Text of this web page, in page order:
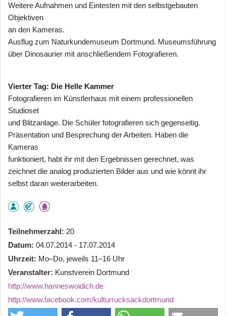
Weitere Aufnahmen und Eintesten mit den selbstgebauten
Objektiven
an den Kameras.
Ausflug zum Naturkundemuseum Dortmund. Museumsführung
über Dinosaurier mit anschließendem Fotografieren.
Vierter Tag: Die Helle Kammer
Fotografieren im Künstlerhaus mit einem professionellen
Studioset
und Blitzanlage. Die Schüler fotografieren sich gegenseitig.
Präsentation und Besprechung der Arbeiten. Haben die
Kameras
funktioniert, habt ihr mit den Ergebnissen gerechnet, was
zeichnet die analog produzierten Bilder aus und wie könnt ihr
selbst daran weiterarbeiten.
Teilnehmerzahl
20
Datum 04.07.2014 - 17.07.2014
Uhrzeit Mo–Do, jeweils 11–16 Uhr
Veranstalter Kunstverein Dortmund
http://www.hanneswoidich.de
http://www.facebook.com/kulturrucksackdortmund